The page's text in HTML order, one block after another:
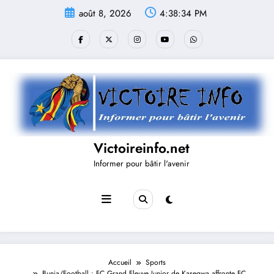
août 8, 2026 4:38:34 PM
Victoireinfo.net
Informer pour bâtir l'avenir
Accueil
Sports